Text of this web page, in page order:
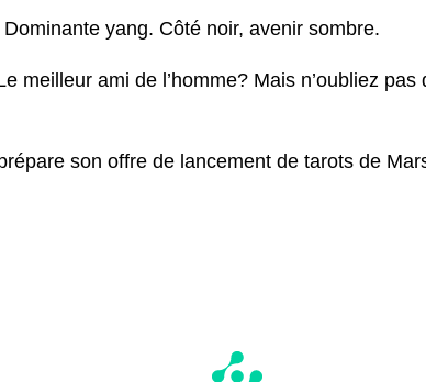
Dominante yang. Côté noir, avenir sombre.
meilleur ami de l’homme? Mais n’oubliez pas
son offre de lancement de tarots de